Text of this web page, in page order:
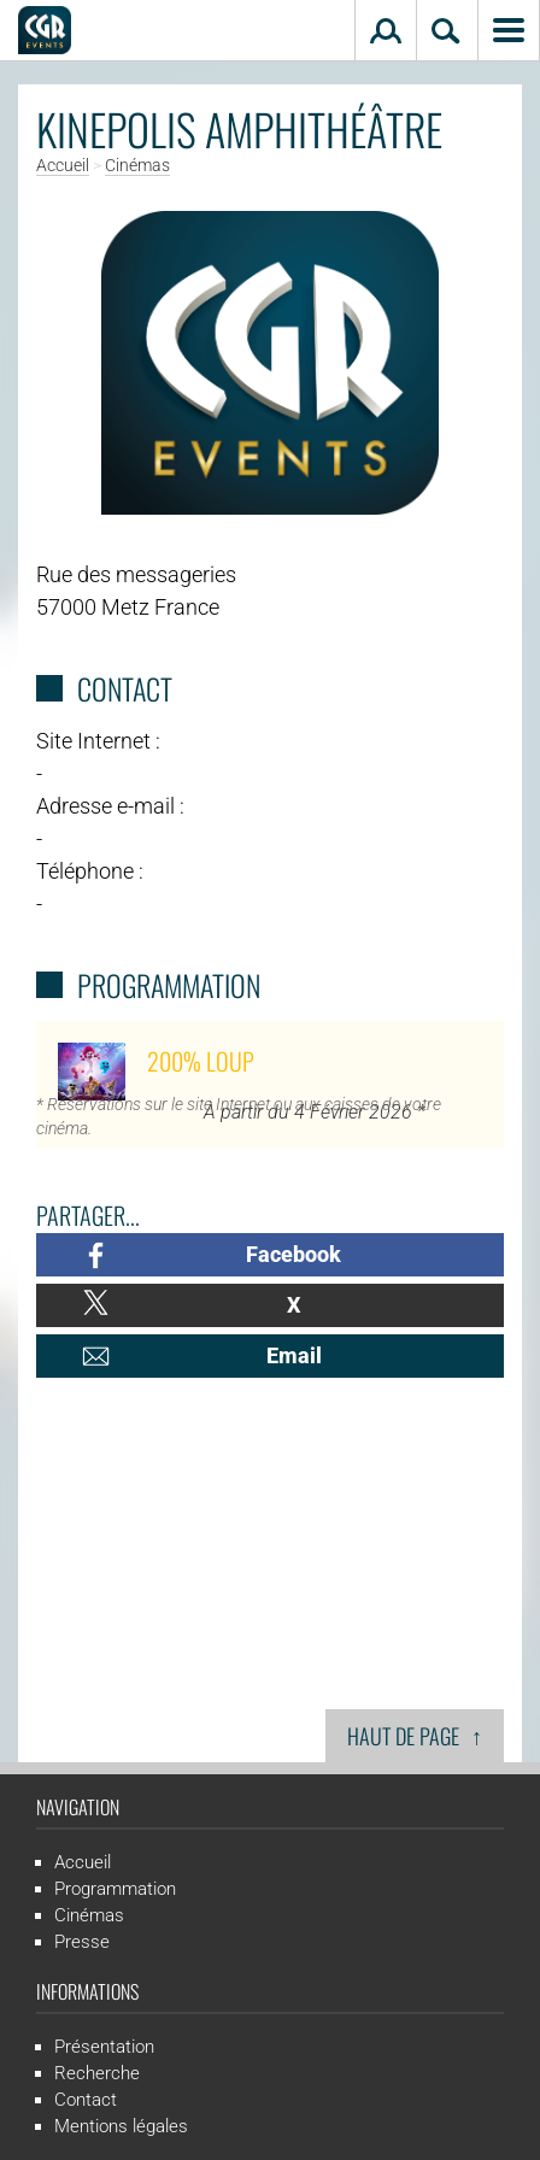
KINEPOLIS AMPHITHÉÂTRE
Accueil > Cinémas
Rue des messageries
57000 Metz France
CONTACT
Site Internet :
-
Adresse e-mail :
-
Téléphone :
-
PROGRAMMATION
200% LOUP
À partir du 4 Février 2026 *
* Réservations sur le site Internet ou aux caisses de votre
cinéma.
PARTAGER...
Facebook
X
Email
HAUT DE PAGE ↑
NAVIGATION
Accueil
Programmation
Cinémas
Presse
INFORMATIONS
Présentation
Recherche
Contact
Mentions légales